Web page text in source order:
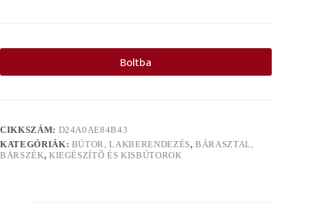
Boltba
CIKKSZÁM: D24A0AE84B43
KATEGÓRIÁK: BÚTOR, LAKBERENDEZÉS,BÁRASZTAL,
BÁRSZÉK, KIEGÉSZÍTÕ ÉS KISBÚTOROK